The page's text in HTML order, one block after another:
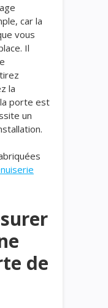
car la
vous
Il
la
porte est
un
de